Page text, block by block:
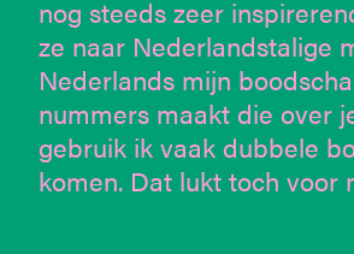
nog steeds zeer
ze naar Nederlandstalige
Nederlands mijn
nummers maakt die over
gebruik ik vaak dubbele
komen. Dat lukt toch voor